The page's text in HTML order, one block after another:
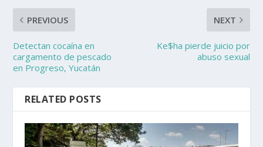
PREVIOUS
Detectan cocaína en
cargamento de pescado
en Progreso, Yucatán
NEXT
Ke$ha pierde juicio por
abuso sexual
RELATED POSTS